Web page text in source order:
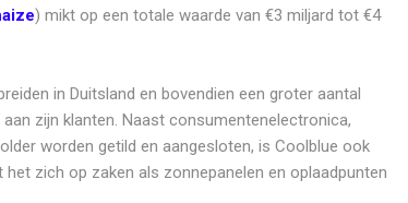
) mikt op een totale waarde van €3 miljard tot €4
in Duitsland en bovendien een groter aantal
zijn klanten. Naast consumentenelectronica,
worden getild en aangesloten, is Coolblue ook
zich op zaken als zonnepanelen en oplaadpunten